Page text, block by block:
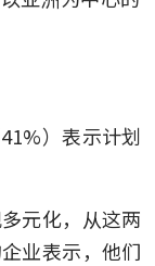
）表示计划
元化，从这两
业表示，他们